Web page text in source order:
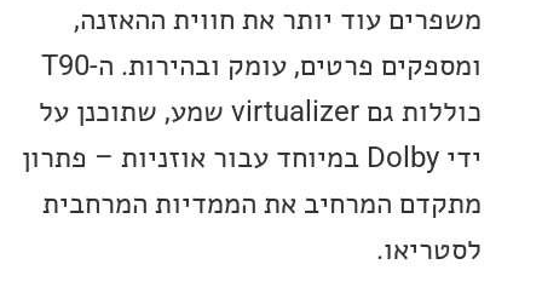
עוד יותר את חווית ההאזנה,
ומספקים פרטים, עומק ובהירות. ה-T90
כוללות גם virtualizer שמע, שתוכנן על
ידי Dolby במיוחד עבור אוזניות – פתרון
המרחיב את הממדיות המרחבית